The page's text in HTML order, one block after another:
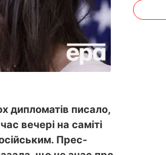
дипломатів писало,
вечері на саміті
Прес-